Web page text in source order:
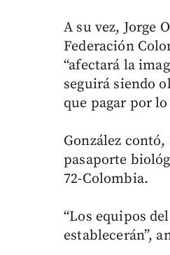
A su vez, Jorge
Federación
“afectará la
seguirá siendo
que pagar por lo
González
pasaporte
72-Colombia.
“Los equipos
establecerán”,